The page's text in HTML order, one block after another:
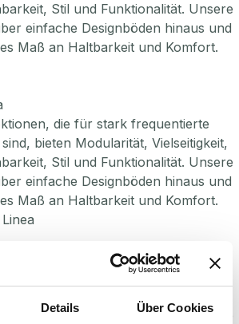
Details Über Cookies
Stil und Funktionalität. Unsere
einfache Designböden hinaus und
Maß an Haltbarkeit und Komfort.
die für stark frequentierte
bieten Modularität, Vielseitigkeit,
Stil und Funktionalität. Unsere
einfache Designböden hinaus und
Maß an Haltbarkeit und Komfort.
die für stark frequentierte
bieten Modularität, Vielseitigkeit,
Stil und Funktionalität. Unsere